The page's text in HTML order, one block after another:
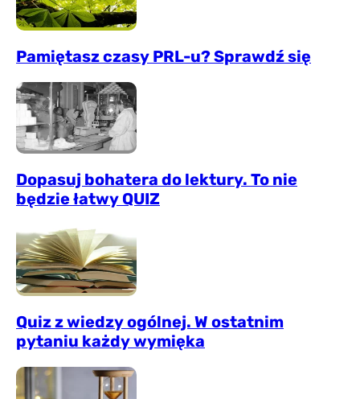
Pamiętasz czasy PRL-u? Sprawdź się
Dopasuj bohatera do lektury. To nie
będzie łatwy QUIZ
Quiz z wiedzy ogólnej. W ostatnim
pytaniu każdy wymięka